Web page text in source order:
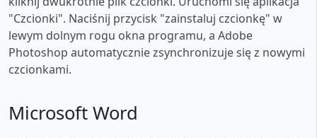
"Czcionki". Naciśnij przycisk "zainstaluj czcionkę" w
lewym dolnym rogu okna programu, a Adobe
Photoshop automatycznie zsynchronizuje się z nowymi
czcionkami.
Microsoft Word